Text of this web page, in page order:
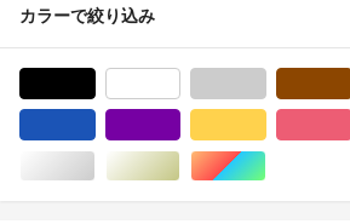
カラーで絞り込み
シルバー/銀色系ゴールド/金色系マルチカラー